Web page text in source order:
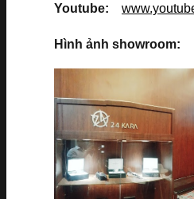
Youtube:
Hình ảnh showroom: